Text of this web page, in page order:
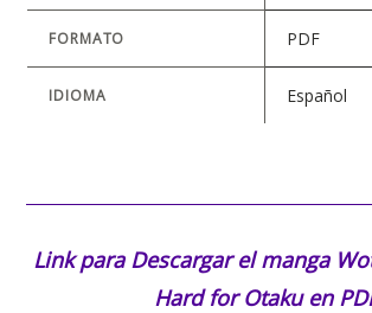
FORMATO PDF
IDIOMA Español
Link para Descargar el manga
Hard for Otaku en